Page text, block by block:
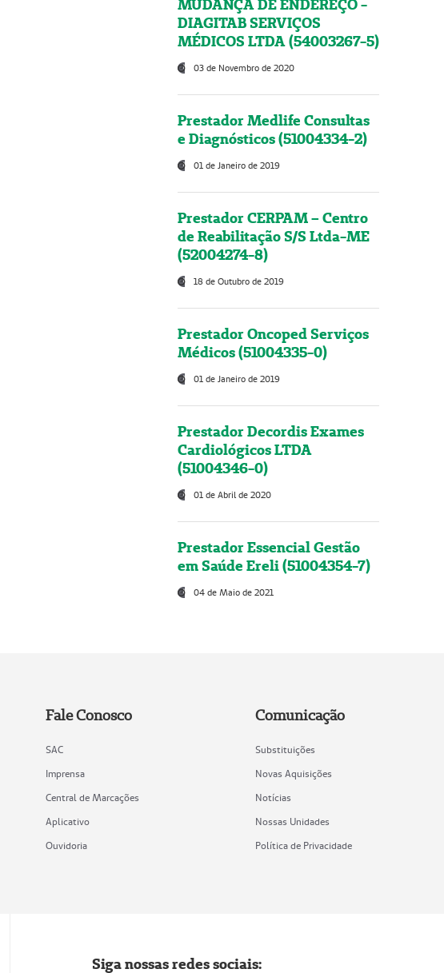
MUDANÇA DE ENDEREÇO -
DIAGITAB SERVIÇOS
MÉDICOS LTDA (54003267-5)
03 de Novembro de 2020
Prestador Medlife Consultas
e Diagnósticos (51004334-2)
01 de Janeiro de 2019
Prestador CERPAM – Centro
de Reabilitação S/S Ltda-ME
(52004274-8)
18 de Outubro de 2019
Prestador Oncoped Serviços
Médicos (51004335-0)
01 de Janeiro de 2019
Prestador Decordis Exames
Cardiológicos LTDA
(51004346-0)
01 de Abril de 2020
Prestador Essencial Gestão
em Saúde Ereli (51004354-7)
04 de Maio de 2021
Fale Conosco
SAC
Imprensa
Central de Marcações
Aplicativo
Ouvidoria
Comunicação
Substituições
Novas Aquisições
Notícias
Nossas Unidades
Política de Privacidade
Siga nossas redes sociais: